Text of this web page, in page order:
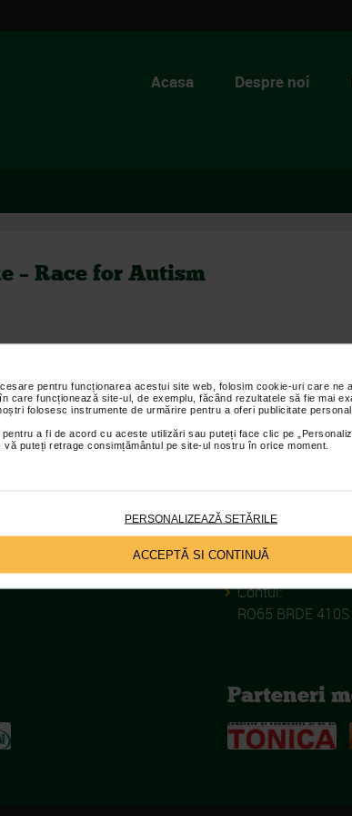
pentru funcționarea acestui site web, folosim cookie-uri care ne
care funcționează site-ul, de exemplu, făcând rezultatele să fie mai
folosesc instrumente de urmărire pentru a oferi publicitate
a fi de acord cu aceste utilizări sau puteți face clic pe
puteți retrage consimțământul pe site-ul nostru în orice moment.
PERSONALIZEAZĂ SETĂRILE
ACCEPTĂ SI CONTINUĂ
Acasa Despre noi
– Race for Autism
Nr inreg in
165/16.09.2004
Contul:
RO65 BRDE
Parteneri